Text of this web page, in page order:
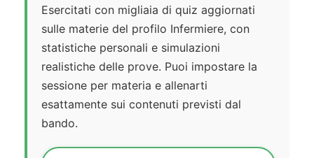
Esercitati con migliaia di quiz aggiornati
sulle materie del profilo Infermiere, con
statistiche personali e simulazioni
realistiche delle prove. Puoi impostare la
sessione per materia e allenarti
esattamente sui contenuti previsti dal
bando.